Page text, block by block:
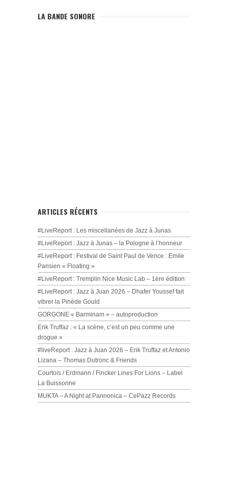
LA BANDE SONORE
ARTICLES RÉCENTS
#LiveReport : Les miscellanées de Jazz à Junas
#LiveReport : Jazz à Junas – la Pologne à l’honneur
#LiveReport : Festival de Saint Paul de Vence : Emile
Parisien « Floating »
#LiveReport : Tremplin Nice Music Lab – 1ère édition
#LiveReport : Jazz à Juan 2026 – Dhafer Youssef fait
vibrer la Pinède Gould
GORGONE « Barminam » – autoproduction
Erik Truffaz : « La scène, c’est un peu comme une
drogue »
#liveReport : Jazz à Juan 2026 – Erik Truffaz et Antonio
Lizana – Thomas Dutronc & Friends
Courtois / Erdmann / Fincker Lines For Lions – Label
La Buissonne
MUKTA – A Night at Pannonica – CePazz Records